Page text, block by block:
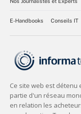
E-Handbooks Conseils IT